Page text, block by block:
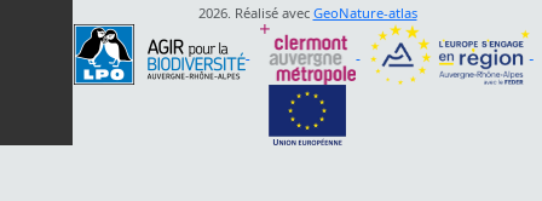
2026. Réalisé avec GeoNature-atlas